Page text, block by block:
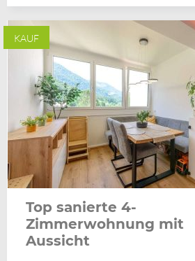
KAUF
Top sanierte 4-
Zimmerwohnung mit
Aussicht